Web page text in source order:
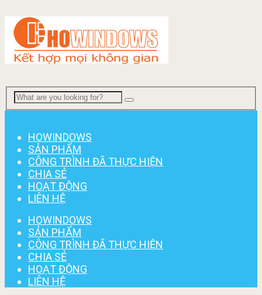
HOWINDOWS
SẢN PHẨM
CÔNG TRÌNH ĐÃ THỰC HIỆN
CHIA SẺ
HOẠT ĐỘNG
LIÊN HỆ
HOWINDOWS
SẢN PHẨM
CÔNG TRÌNH ĐÃ THỰC HIỆN
CHIA SẺ
HOẠT ĐỘNG
LIÊN HỆ